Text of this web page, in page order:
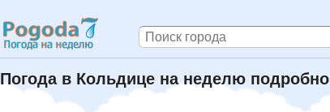
Погода в Кольдице на неделю подробно